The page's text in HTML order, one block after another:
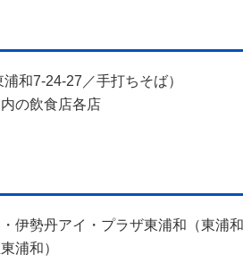
和7-24-27／手打ちそば）
の飲食店各店
伊勢丹アイ・プラザ東浦和（東浦
浦和）